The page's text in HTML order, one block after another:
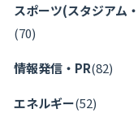
スポーツ(スタジアム
(70)
情報発信・PR(82)
エネルギー(52)